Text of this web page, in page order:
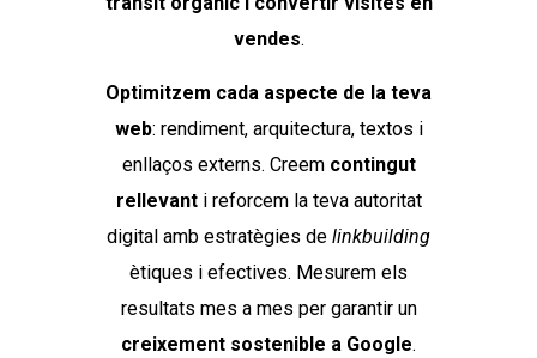
vendes.
Optimitzem cada aspecte de la teva
web: rendiment, arquitectura, textos i
enllaços externs. Creem contingut
rellevanti reforcem la teva autoritat
digital amb estratègies de linkbuilding
ètiques i efectives. Mesurem els
resultats mes a mes per garantir un
creixement sostenible a Google.